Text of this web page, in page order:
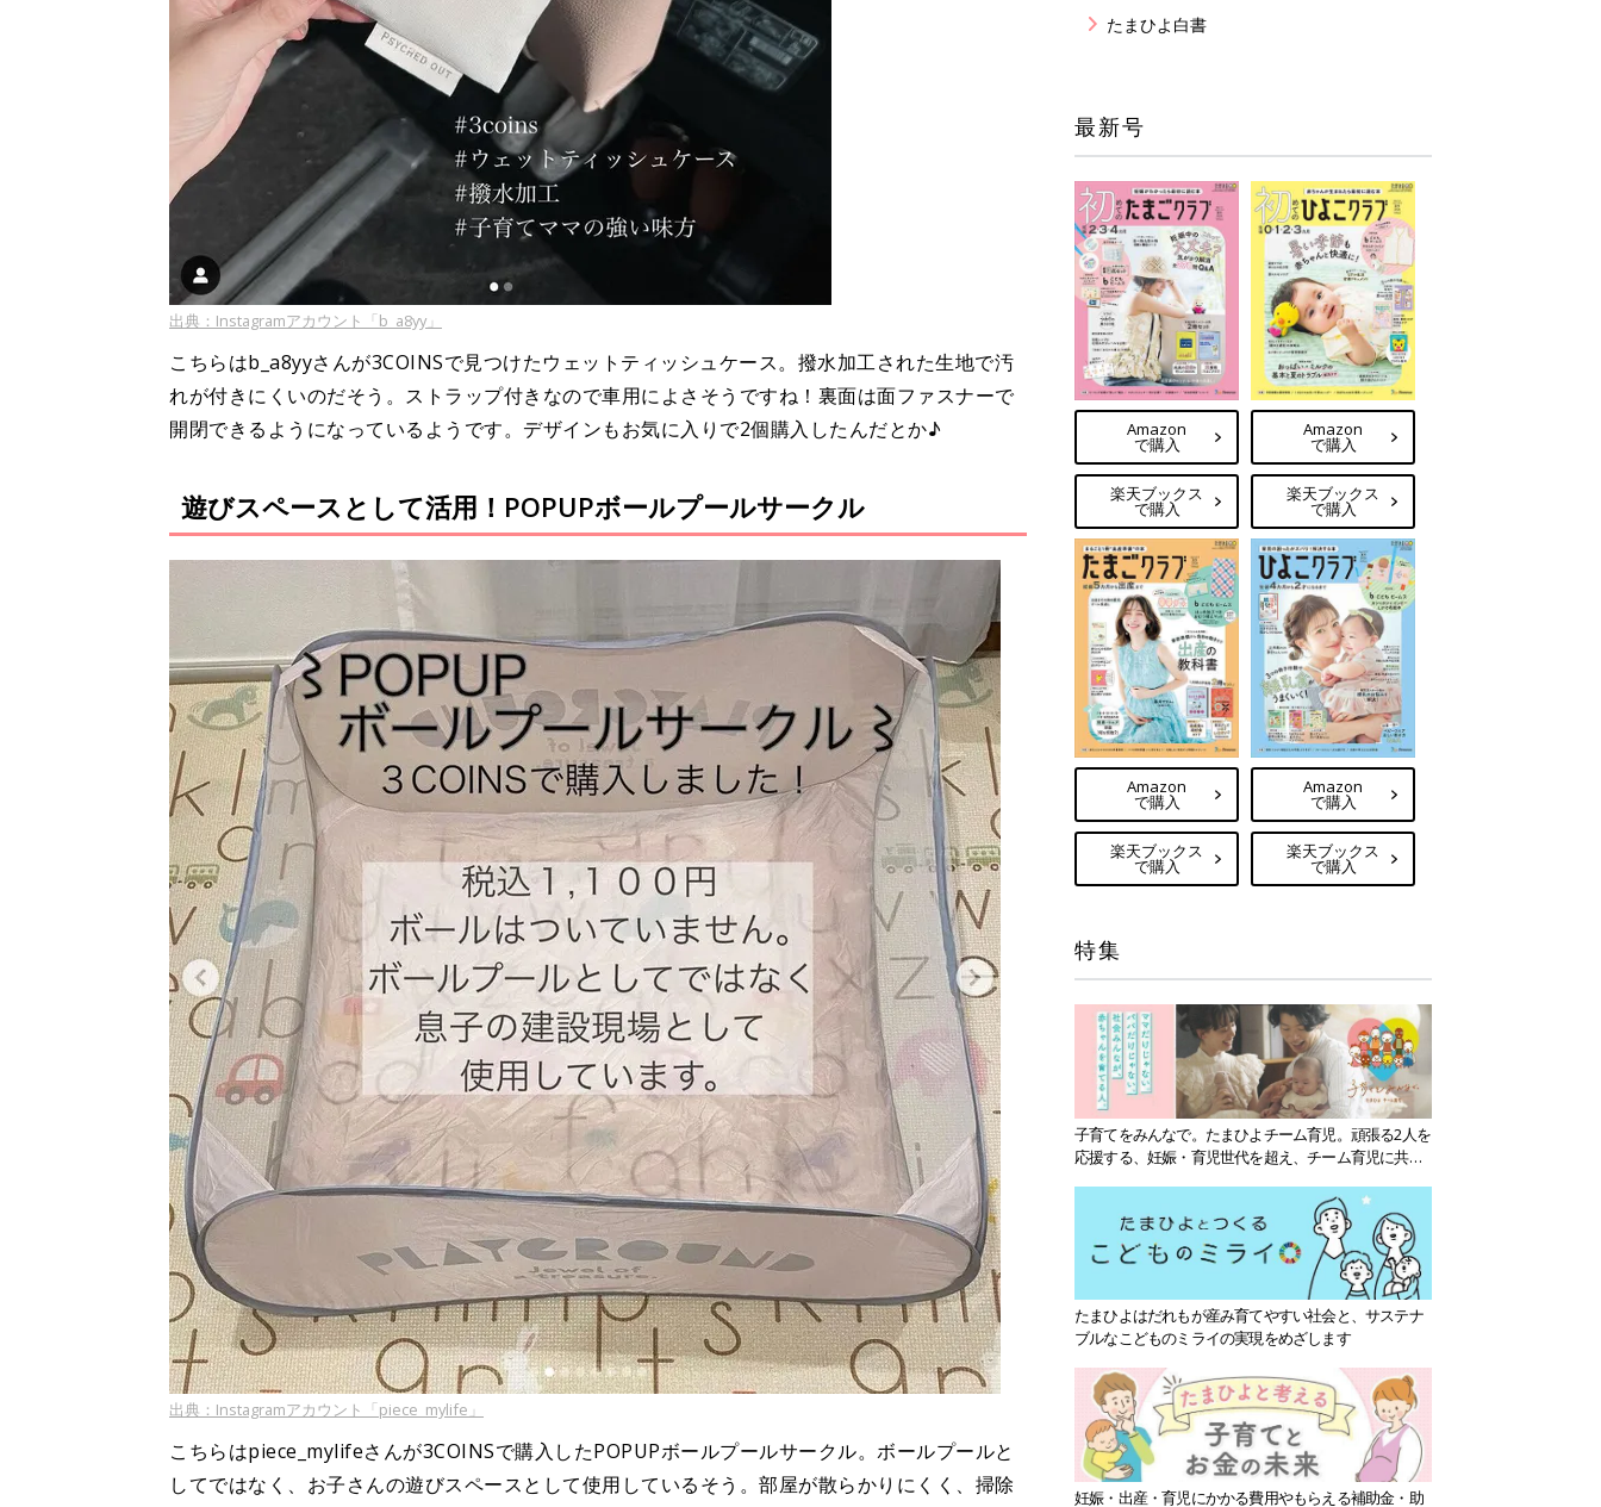
出典：Instagramアカウント「b_a8yy」
こちらはb_a8yyさんが3COINSで見つけたウェットティッシュケース。撥水加工された生地で汚
れが付きにくいのだそう。ストラップ付きなので車用によさそうですね！裏面は面ファスナーで
開閉できるようになっているようです。デザインもお気に入りで2個購入したんだとか♪
遊びスペースとして活用！POPUPボールプールサークル
出典：Instagramアカウント「piece_mylife」
こちらはpiece_mylifeさんが3COINSで購入したPOPUPボールプールサークル。ボールプールと
してではなく、お子さんの遊びスペースとして使用しているそう。部屋が散らかりにくく、掃除
たまひよ白書
最新号
Amazon
で購入
楽天ブックス
で購入
Amazon
で購入
楽天ブックス
で購入
Amazon
で購入
楽天ブックス
で購入
Amazon
で購入
楽天ブックス
で購入
特集
子育てをみんなで。たまひよチーム育児。頑張る2人を
応援する、妊娠・育児世代を超え、チーム育児に共感
たまひよはだれもが産み育てやすい社会と、サステナ
ブルなこどものミライの実現をめざします
妊娠・出産・育児にかかる費用やもらえる補助金・助